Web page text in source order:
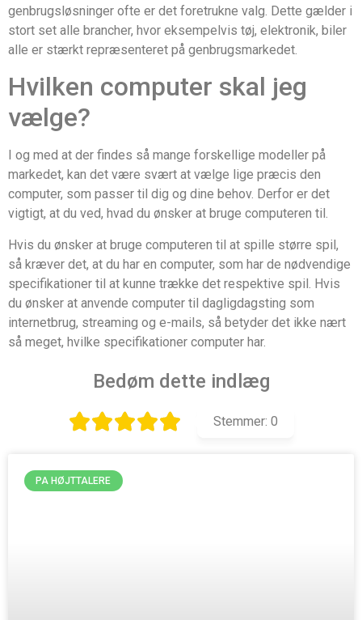
genbrugsløsninger ofte er det foretrukne valg. Dette gælder i
stort set alle brancher, hvor eksempelvis tøj, elektronik, biler
alle er stærkt repræsenteret på genbrugsmarkedet.
Hvilken computer skal jeg
vælge?
I og med at der findes så mange forskellige modeller på
markedet, kan det være svært at vælge lige præcis den
computer, som passer til dig og dine behov. Derfor er det
vigtigt, at du ved, hvad du ønsker at bruge computeren til.
Hvis du ønsker at bruge computeren til at spille større spil,
så kræver det, at du har en computer, som har de nødvendige
specifikationer til at kunne trække det respektive spil. Hvis
du ønsker at anvende computer til dagligdagsting som
internetbrug, streaming og e-mails, så betyder det ikke nært
så meget, hvilke specifikationer computer har.
Bedøm dette indlæg
Stemmer: 0
PA HØJTTALERE